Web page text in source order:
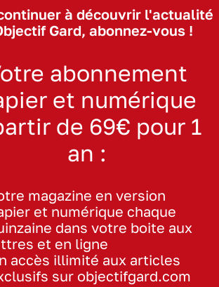
à découvrir l'actualité
Gard, abonnez-vous !
abonnement
et numérique
de 69€ pour 1
an :
magazine en version
et numérique chaque
dans votre boite aux
et en ligne
accès illimité aux articles
sur objectifgard.com